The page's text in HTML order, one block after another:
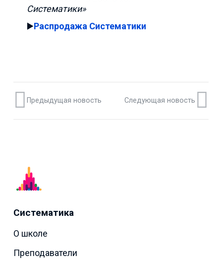
Систематики»
▶️Распродажа Систематики
Предыдущая новость Следующая новость
Систематика
О школе
Преподаватели